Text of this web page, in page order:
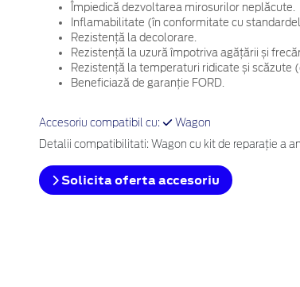
Împiedică dezvoltarea mirosurilor neplăcute.
Inflamabilitate (în conformitate cu
Rezistență la decolorare.
Rezistență la uzură împotriva agățării și
Rezistență la temperaturi ridicate și scăzute
Beneficiază de garanție FORD.
Accesoriu compatibil cu: Wagon
Detalii compatibilitati: Wagon cu kit de reparaţie a
Solicita oferta accesoriu